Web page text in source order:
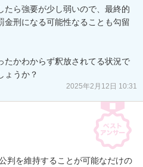
たら強要が少し弱いので、最終的
金刑になる可能性なることも勾留
たかわからず釈放されてる状況で
ょうか？
2025年2月12日 10:31
判を維持することが可能なだけの